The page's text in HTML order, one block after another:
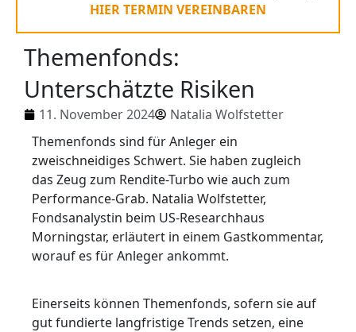
HIER TERMIN VEREINBAREN
Themenfonds:
Unterschätzte Risiken
11. November 2024
Natalia Wolfstetter
Themenfonds sind für Anleger ein
zweischneidiges Schwert. Sie haben zugleich
das Zeug zum Rendite-Turbo wie auch zum
Performance-Grab. Natalia Wolfstetter,
Fondsanalystin beim US-Researchhaus
Morningstar, erläutert in einem Gastkommentar,
worauf es für Anleger ankommt.
Einerseits können Themenfonds, sofern sie auf
gut fundierte langfristige Trends setzen, eine